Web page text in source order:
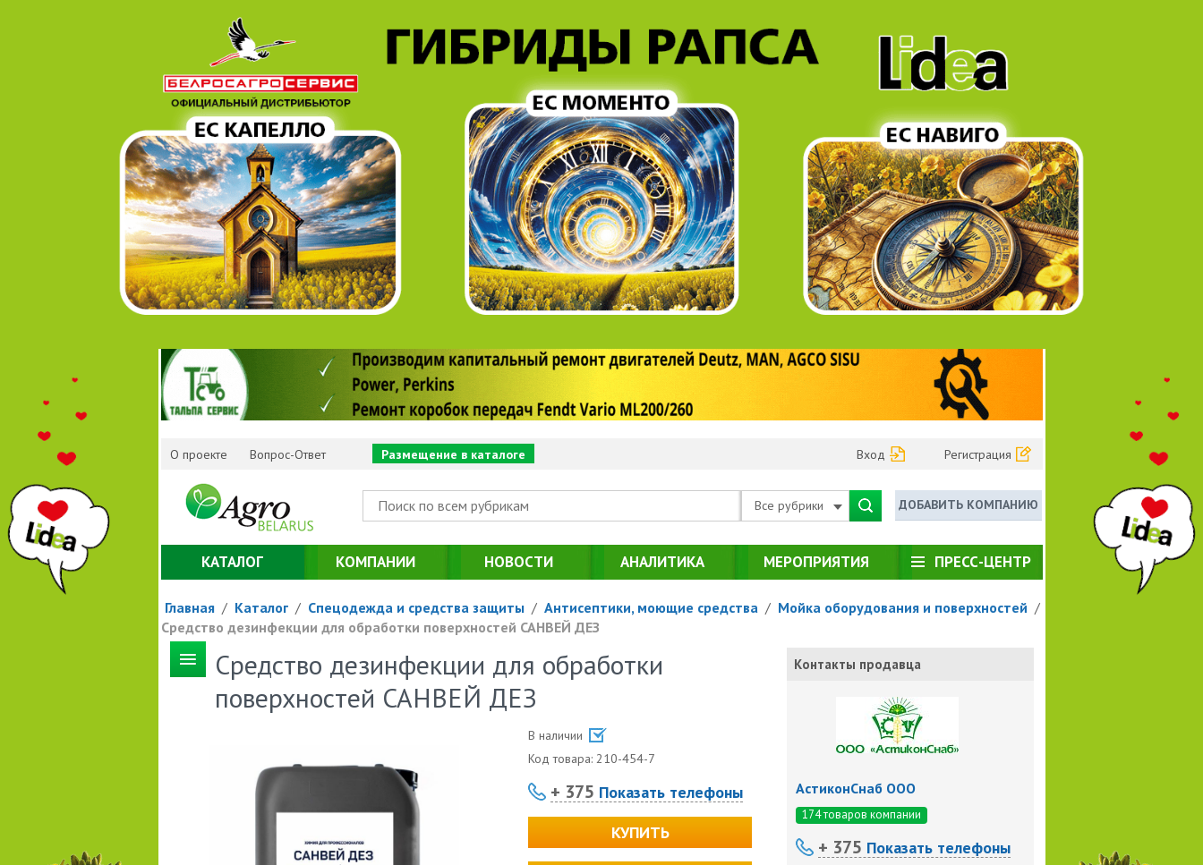
О проекте Вопрос-Ответ Размещение в каталоге Вход Регистрация
Все рубрики ДОБАВИТЬ КОМПАНИЮ
КАТАЛОГ КОМПАНИИ НОВОСТИ АНАЛИТИКА МЕРОПРИЯТИЯ ПРЕСС-ЦЕНТР
Главная / Каталог / Спецодежда и средства защиты / Антисептики, моющие средства / Мойка оборудования и поверхностей /
Средство дезинфекции для обработки поверхностей САНВЕЙ ДЕЗ
Средство дезинфекции для обработки
поверхностей САНВЕЙ ДЕЗ
В наличии
Код товара:210-454-7
+ 375 Показать телефоны
КУПИТЬ
Контакты продавца
АстиконСнаб ООО
174 товаров компании
+ 375 Показать телефоны